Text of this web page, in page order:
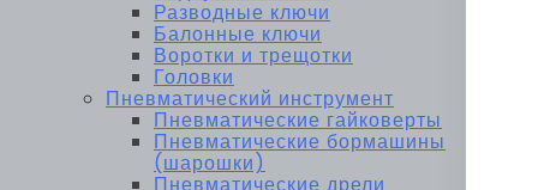
Разводные ключи
Балонные ключи
Воротки и трещотки
Головки
Пневматический инструмент
Пневматические гайковерты
Пневматические бормашины
(шарошки)